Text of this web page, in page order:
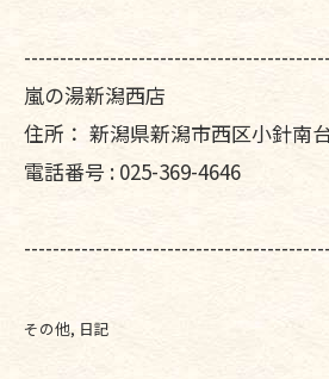
嵐の湯新潟西店
住所： 新潟県新潟市西区小針南
電話番号 : 025-369-4646
その他 日記